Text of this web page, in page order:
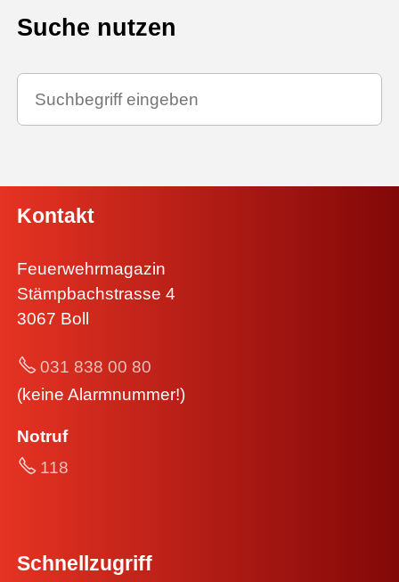
Suche nutzen
Kontakt
Feuerwehrmagazin
Stämpbachstrasse 4
3067 Boll
031 838 00 80
(keine Alarmnummer!)
Notruf
118
Schnellzugriff